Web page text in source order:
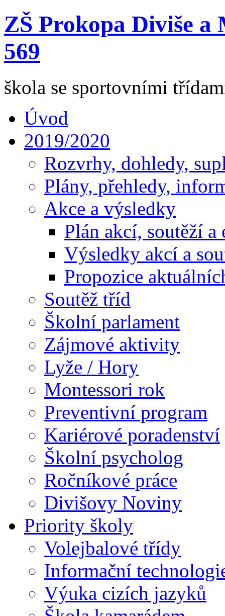
ZŠ Prokopa Diviše
569
škola se sportovními
Úvod
2019/2020
Rozvrhy, dohledy,
Plány, přehledy,
Akce a výsledky
Plán akcí, soutěží a
Výsledky akcí a
Propozice
Soutěž tříd
Školní parlament
Zájmové aktivity
Lyže / Hory
Montessori rok
Preventivní program
Kariérové poradenství
Školní psycholog
Ročníkové práce
Divišovy Noviny
Priority školy
Volejbalové třídy
Informační
Výuka cizích jazyků